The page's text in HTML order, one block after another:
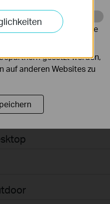
Saugroboter
Mount
Plate
zu analysieren, um die
gesetzt werden,
auf anderen Websites zu